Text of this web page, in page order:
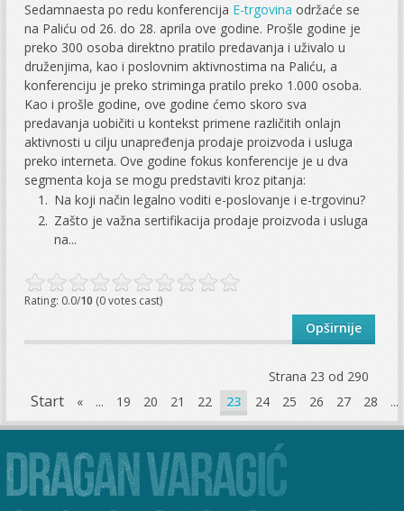
Sedamnaesta po redu konferencija E-trgovina održaće se
na Paliću od 26. do 28. aprila ove godine. Prošle godine je
preko 300 osoba direktno pratilo predavanja i uživalo u
druženjima, kao i poslovnim aktivnostima na Paliću, a
konferenciju je preko striminga pratilo preko 1.000 osoba.
Kao i prošle godine, ove godine ćemo skoro sva
predavanja uobičiti u kontekst primene različitih onlajn
aktivnosti u cilju unapređenja prodaje proizvoda i usluga
preko interneta. Ove godine fokus konferencije je u dva
segmenta koja se mogu predstaviti kroz pitanja:
Na koji način legalno voditi e-poslovanje i e-trgovinu?
Zašto je važna sertifikacija prodaje proizvoda i usluga
na...
Rating: 0.0/10 (0 votes cast)
Opširnije
Strana 23 od 290
Start « ... 19 20 21 22 23 24 25 26 27 28 ...